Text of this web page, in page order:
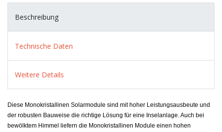
Beschreibung
Technische Daten
Weitere Details
Diese Monokristallinen Solarmodule sind mit hoher Leistungsausbeute und
der robusten Bauweise die richtige Lösung für eine Inselanlage. Auch bei
bewölktem Himmel liefern die Monokristallinen Module einen hohen